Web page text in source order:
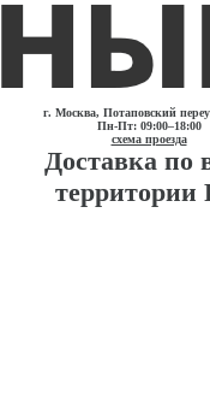
г. Москва, Потаповский
Пн-Пт: 09:00–18:00
схема проезда
Доставка по
территории